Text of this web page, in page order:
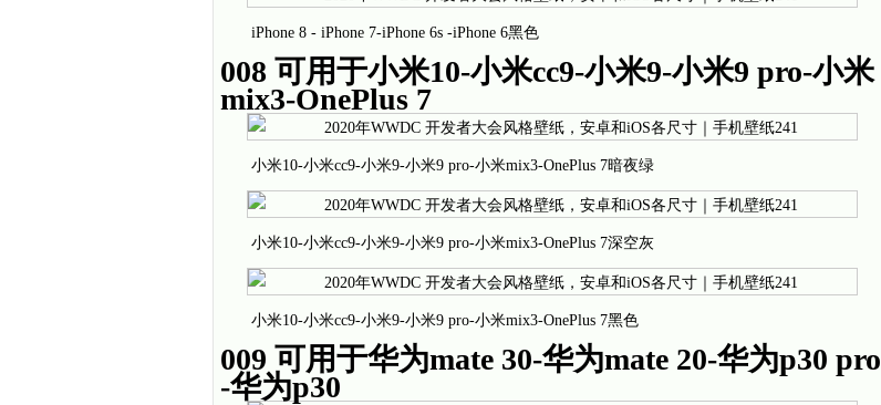
iPhone 8 - iPhone 7-iPhone 6s -iPhone 6黑色
008 可用于小米10-小米cc9-小米9-小米9 pro-小米
mix3-OnePlus 7
小米10-小米cc9-小米9-小米9 pro-小米mix3-OnePlus 7暗夜绿
小米10-小米cc9-小米9-小米9 pro-小米mix3-OnePlus 7深空灰
小米10-小米cc9-小米9-小米9 pro-小米mix3-OnePlus 7黑色
009 可用于华为mate 30-华为mate 20-华为p30 pro
-华为p30